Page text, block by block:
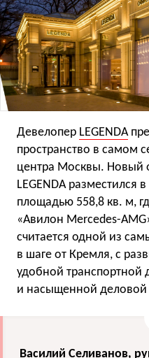
Девелопер LEGENDA
пространство в самом
центра Москвы. Новый
LEGENDA разместился
площадью 558,8 кв. м,
«Авилон Mercedes-
считается одной из
в шаге от Кремля, с
удобной транспортной
и насыщенной деловой
Василий Селиванов,